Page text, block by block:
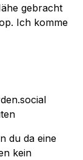
gebracht
Ich komme
du da eine
kein